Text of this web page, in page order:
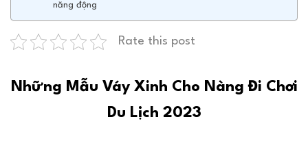
năng động
Rate this post
Những Mẫu Váy Xinh Cho Nàng Đi Chơi
Du Lịch 2023